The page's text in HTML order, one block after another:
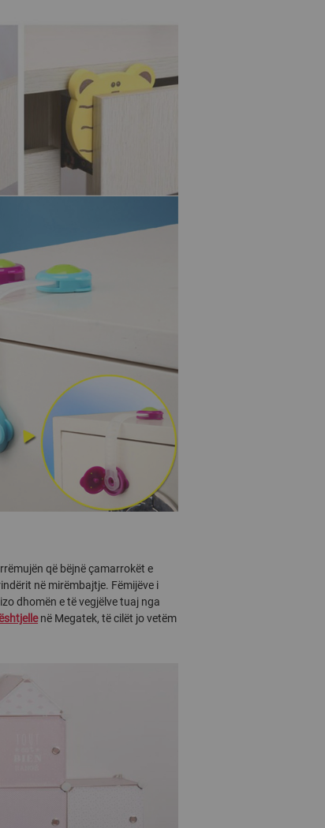
që bëjnë çamarrokët e
në mirëmbajtje. Fëmijëve i
dhomën e të vegjëlve tuaj nga
në Megatek, të cilët jo vetëm